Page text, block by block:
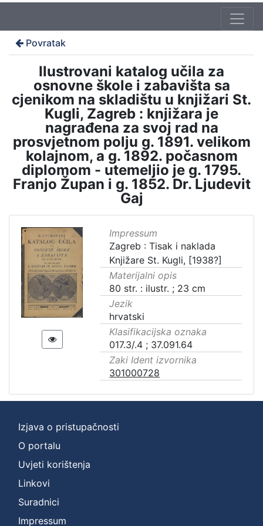
Povratak
Ilustrovani katalog učila za
osnovne škole i zabavišta sa
cjenikom na skladištu u knjižari St.
Kugli, Zagreb : knjižara je
nagrađena za svoj rad na
prosvjetnom polju g. 1891. velikom
kolajnom, a g. 1892. počasnom
diplomom - utemeljio je g. 1795.
Franjo Župan i g. 1852. Dr. Ljudevit
Gaj
Impressum
Zagreb : Tisak i naklada
Knjižare St. Kugli, [1938?]
Materijalni opis
80 str. : ilustr. ; 23 cm
Jezik
hrvatski
Klasifikacijska oznaka
017.3/.4 ; 37.091.64
Zaki Ident izvornika
301000728
Izjava o pristupačnosti
O portalu
Uvjeti korištenja
Linkovi
Suradnici
Impressum